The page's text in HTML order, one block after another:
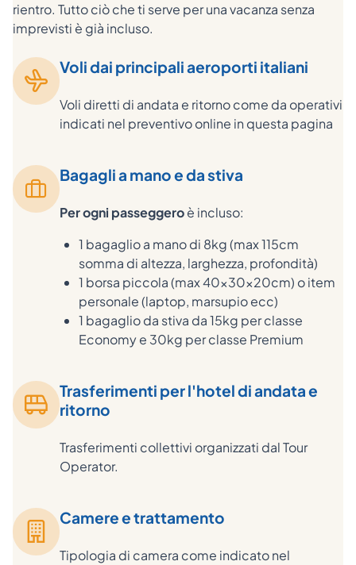
rientro. Tutto ciò che ti serve per una vacanza senza
imprevisti è già incluso.
Voli dai principali aeroporti italiani
Voli diretti di andata e ritorno come da operativi
indicati nel preventivo online in questa pagina
Bagagli a mano e da stiva
Per ogni passeggeroè incluso:
1 bagaglio a mano di 8kg (max 115cm
somma di altezza, larghezza, profondità)
1 borsa piccola (max 40x30x20cm) o item
personale (laptop, marsupio ecc)
1 bagaglio da stiva da 15kg per classe
Economy e 30kg per classe Premium
Trasferimenti per l'hotel di andata e
ritorno
Trasferimenti collettivi organizzati dal Tour
Operator.
Camere e trattamento
Tipologia di camera come indicato nel